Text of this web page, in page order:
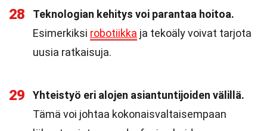
28
Teknologian kehitys voi parantaa hoitoa.
Esimerkiksi robotiikka ja tekoäly voivat tarjota
uusia ratkaisuja.
29
Yhteistyö eri alojen asiantuntijoiden välillä.
Tämä voi johtaa kokonaisvaltaisempaan